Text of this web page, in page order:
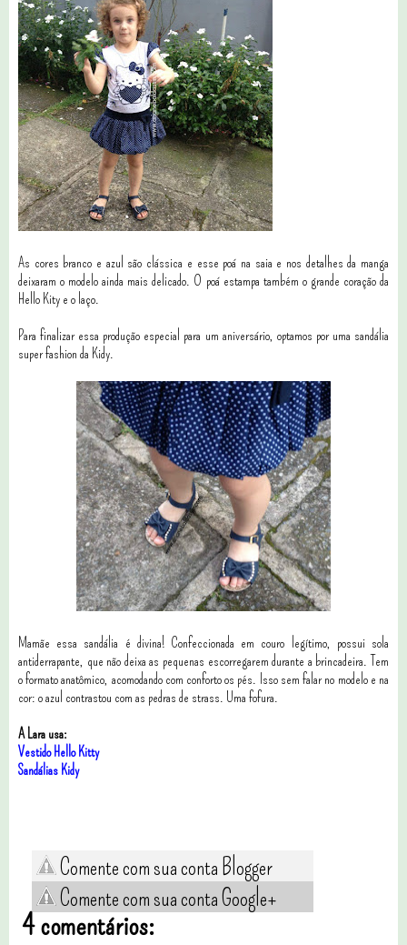
As cores branco e azul são clássica e esse poá na saia e nos detalhes da manga
deixaram o modelo ainda mais delicado. O poá estampa também o grande coração da
Hello Kity e o laço.
Para finalizar essa produção especial para um aniversário, optamos por uma sandália
super fashion da Kidy.
Mamãe essa sandália é divina! Confeccionada em couro legítimo, possui sola
antiderrapante, que não deixa as pequenas escorregarem durante a brincadeira. Tem
o formato anatômico, acomodando com conforto os pés. Isso sem falar no modelo e na
cor: o azul contrastou com as pedras de strass. Uma fofura.
A Lara usa:
Vestido Hello Kitty
Sandálias Kidy
Comente com sua conta Blogger
Comente com sua conta Google+
4 comentários: